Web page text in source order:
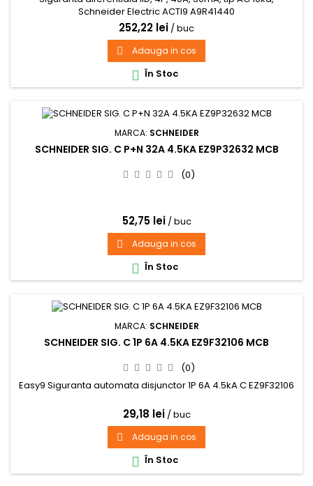
Schneider Electric ACTI9 A9R41440
252,22 lei / buc
 Adauga in cos
 În Stoc
MARCA: SCHNEIDER
SCHNEIDER SIG. C P+N 32A 4.5KA EZ9P32632 MCB
(0)
52,75 lei / buc
 Adauga in cos
 În Stoc
MARCA: SCHNEIDER
SCHNEIDER SIG. C 1P 6A 4.5KA EZ9F32106 MCB
(0)
Easy9 Siguranta automata disjunctor 1P 6A 4.5kA C EZ9F32106
29,18 lei / buc
 Adauga in cos
 În Stoc